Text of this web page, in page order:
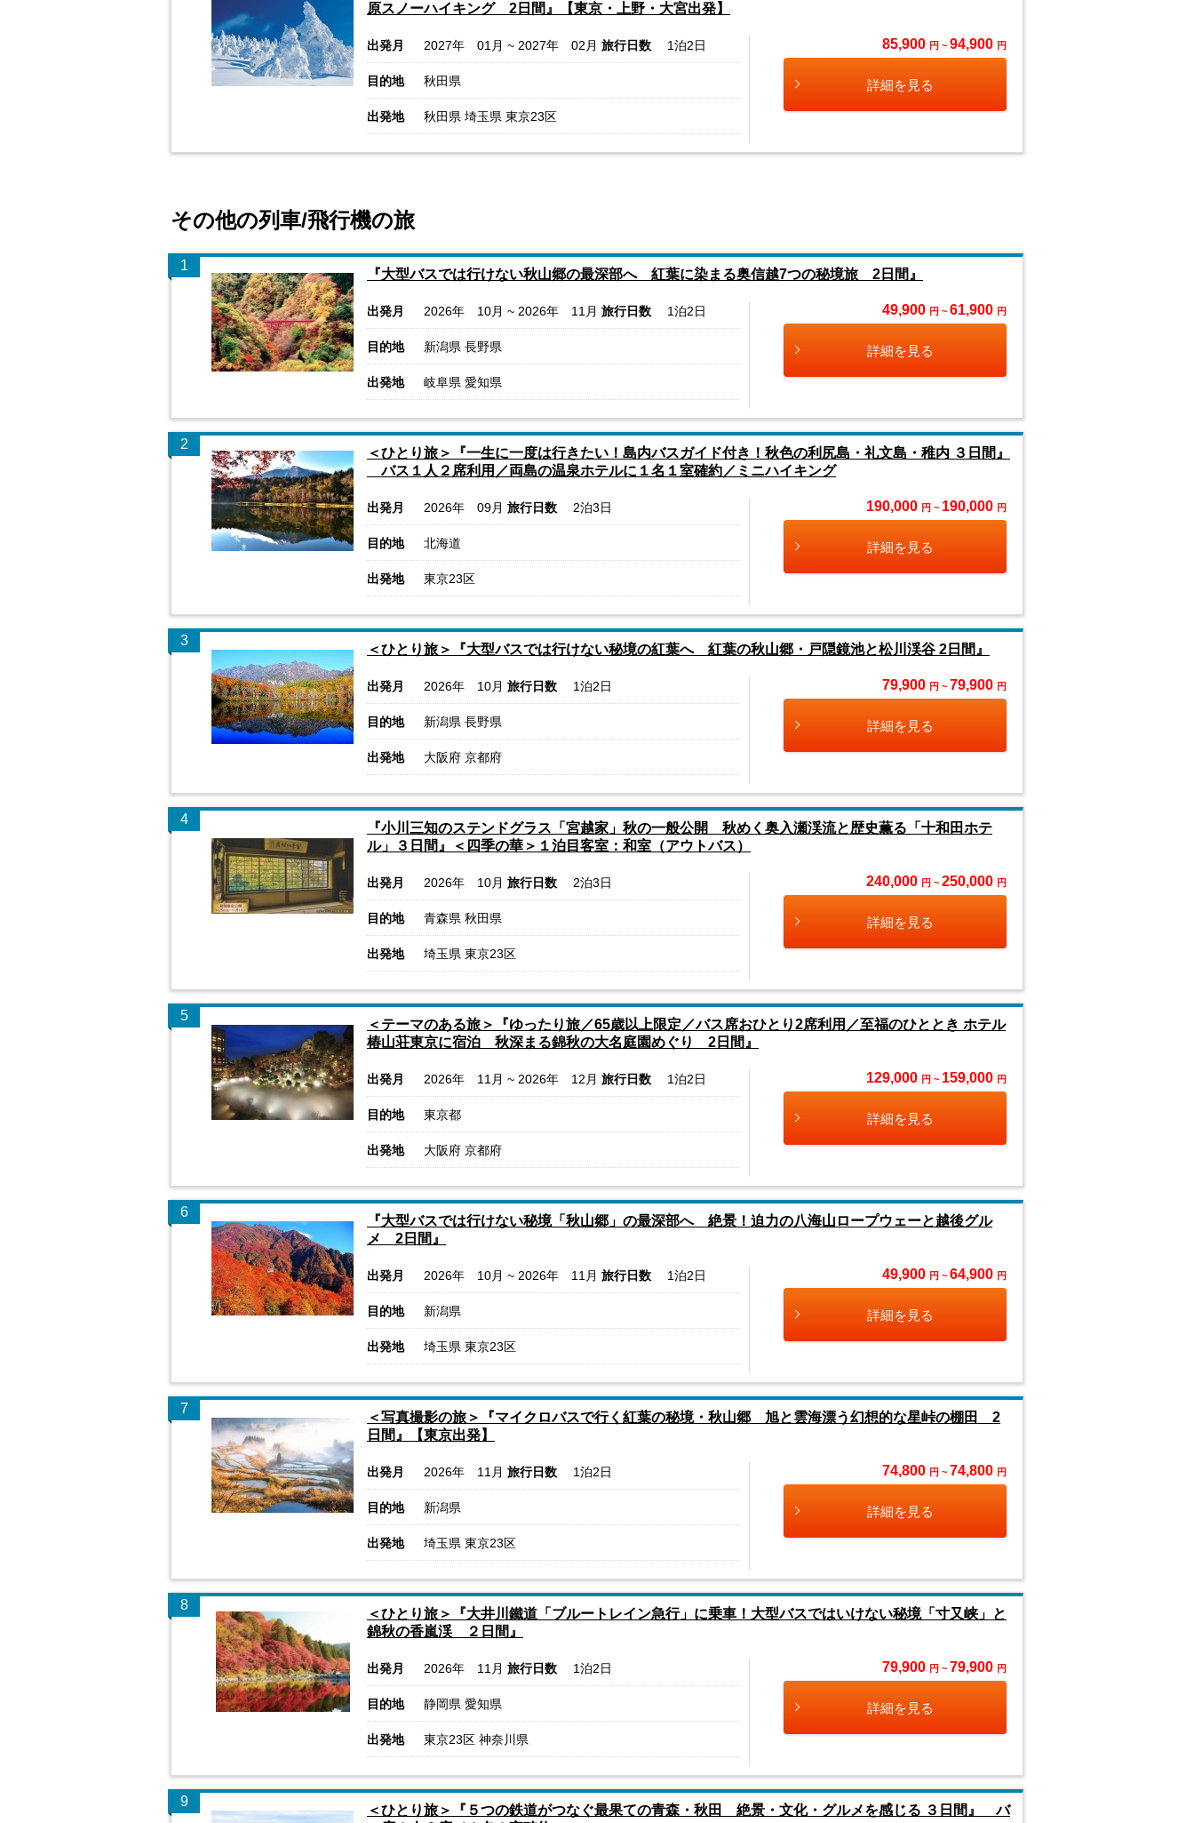
原スノーハイキング 2日間』【東京・上野・大宮出発】
出発月 2027年 01月 ~ 2027年 02月 旅行日数 1泊2日
目的地 秋田県
出発地 秋田県 埼玉県 東京23区
85,900 円 ~ 94,900 円
詳細を見る
その他の列車/飛行機の旅
1
『大型バスでは行けない秋山郷の最深部へ 紅葉に染まる奥信越7つの秘境旅 2日間』
出発月 2026年 10月 ~ 2026年 11月 旅行日数 1泊2日
目的地 新潟県 長野県
出発地 岐阜県 愛知県
49,900 円 ~ 61,900 円
詳細を見る
2
＜ひとり旅＞『一生に一度は行きたい！島内バスガイド付き！秋色の利尻島・礼文島・稚内 ３日間』
バス１人２席利用／両島の温泉ホテルに１名１室確約／ミニハイキング
出発月 2026年 09月 旅行日数 2泊3日
目的地 北海道
出発地 東京23区
190,000 円 ~ 190,000 円
詳細を見る
3
＜ひとり旅＞『大型バスでは行けない秘境の紅葉へ 紅葉の秋山郷・戸隠鏡池と松川渓谷 2日間』
出発月 2026年 10月 旅行日数 1泊2日
目的地 新潟県 長野県
出発地 大阪府 京都府
79,900 円 ~ 79,900 円
詳細を見る
4
『小川三知のステンドグラス「宮越家」秋の一般公開 秋めく奥入瀬渓流と歴史薫る「十和田ホテ
ル」３日間』＜四季の華＞１泊目客室：和室（アウトバス）
出発月 2026年 10月 旅行日数 2泊3日
目的地 青森県 秋田県
出発地 埼玉県 東京23区
240,000 円 ~ 250,000 円
詳細を見る
5
＜テーマのある旅＞『ゆったり旅／65歳以上限定／バス席おひとり2席利用／至福のひととき ホテル
椿山荘東京に宿泊 秋深まる錦秋の大名庭園めぐり 2日間』
出発月 2026年 11月 ~ 2026年 12月 旅行日数 1泊2日
目的地 東京都
出発地 大阪府 京都府
129,000 円 ~ 159,000 円
詳細を見る
6
『大型バスでは行けない秘境「秋山郷」の最深部へ 絶景！迫力の八海山ロープウェーと越後グル
メ 2日間』
出発月 2026年 10月 ~ 2026年 11月 旅行日数 1泊2日
目的地 新潟県
出発地 埼玉県 東京23区
49,900 円 ~ 64,900 円
詳細を見る
7
＜写真撮影の旅＞『マイクロバスで行く紅葉の秘境・秋山郷 旭と雲海漂う幻想的な星峠の棚田 2
日間』【東京出発】
出発月 2026年 11月 旅行日数 1泊2日
目的地 新潟県
出発地 埼玉県 東京23区
74,800 円 ~ 74,800 円
詳細を見る
8
＜ひとり旅＞『大井川鐵道「ブルートレイン急行」に乗車！大型バスではいけない秘境「寸又峡」と
錦秋の香嵐渓 ２日間』
出発月 2026年 11月 旅行日数 1泊2日
目的地 静岡県 愛知県
出発地 東京23区 神奈川県
79,900 円 ~ 79,900 円
詳細を見る
9
＜ひとり旅＞『５つの鉄道がつなぐ最果ての青森・秋田 絶景・文化・グルメを感じる ３日間』 バ